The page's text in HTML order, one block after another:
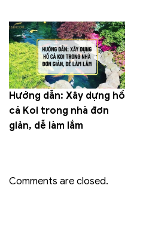
Hướng dẫn: Xây dựng hồ
cá Koi trong nhà đơn
giản, dễ làm lắm
Comments are closed.